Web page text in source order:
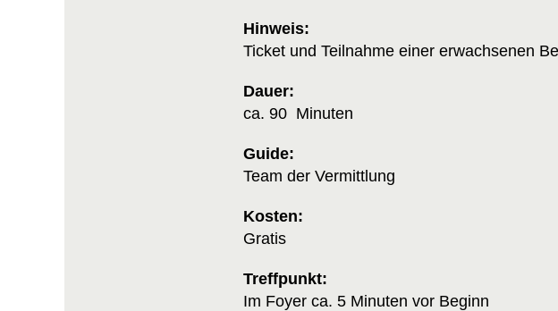
Hinweis:
Ticket und Teilnahme einer erwachsenen
Dauer:
ca. 90 Minuten
Guide:
Team der Vermittlung
Kosten:
Gratis
Treffpunkt:
Im Foyer ca. 5 Minuten vor Beginn